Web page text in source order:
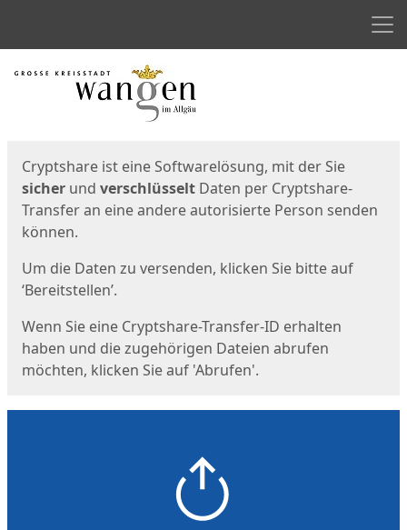
Start
Cryptshare ist eine Softwarelösung, mit der Sie
sicher und verschlüsselt Daten per Cryptshare-
Transfer an eine andere autorisierte Person senden
können.
Um die Daten zu versenden, klicken Sie bitte auf
‘Bereitstellen’.
Wenn Sie eine Cryptshare-Transfer-ID erhalten
haben und die zugehörigen Dateien abrufen
möchten, klicken Sie auf 'Abrufen'.